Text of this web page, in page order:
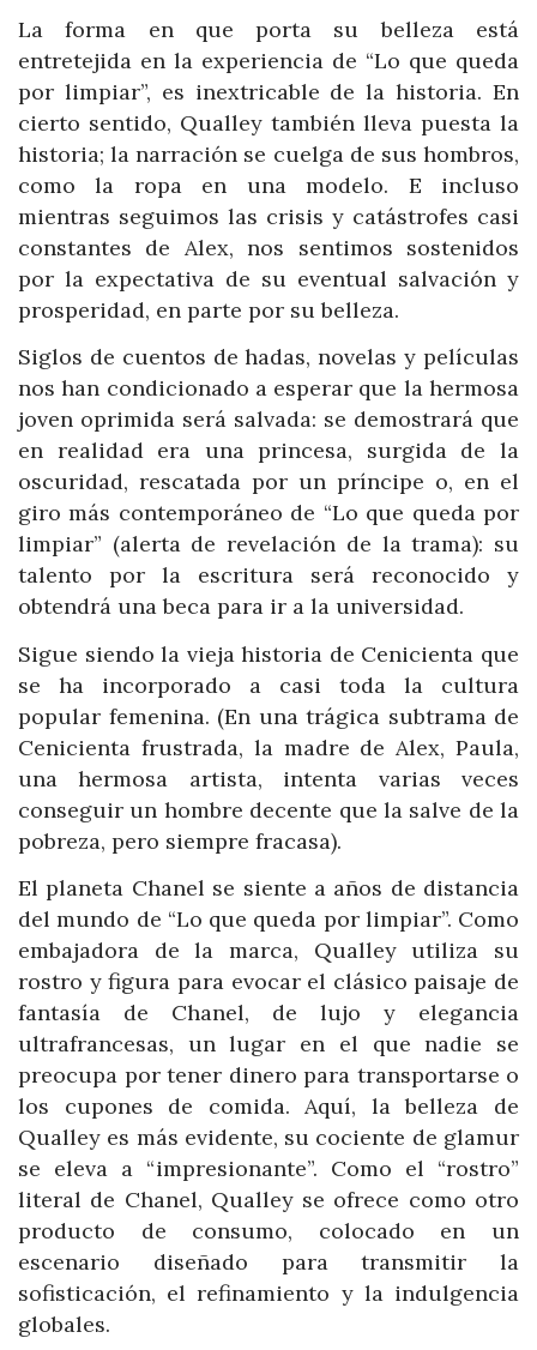
La forma en que porta su belleza está
entretejida en la experiencia de “Lo que queda
por limpiar”, es inextricable de la historia. En
cierto sentido, Qualley también lleva puesta la
historia; la narración se cuelga de sus hombros,
como la ropa en una modelo. E incluso
mientras seguimos las crisis y catástrofes casi
constantes de Alex, nos sentimos sostenidos
por la expectativa de su eventual salvación y
prosperidad, en parte por su belleza.
Siglos de cuentos de hadas, novelas y películas
nos han condicionado a esperar que la hermosa
joven oprimida será salvada: se demostrará que
en realidad era una princesa, surgida de la
oscuridad, rescatada por un príncipe o, en el
giro más contemporáneo de “Lo que queda por
limpiar” (alerta de revelación de la trama): su
talento por la escritura será reconocido y
obtendrá una beca para ir a la universidad.
Sigue siendo la vieja historia de Cenicienta que
se ha incorporado a casi toda la cultura
popular femenina. (En una trágica subtrama de
Cenicienta frustrada, la madre de Alex, Paula,
una hermosa artista, intenta varias veces
conseguir un hombre decente que la salve de la
pobreza, pero siempre fracasa).
El planeta Chanel se siente a años de distancia
del mundo de “Lo que queda por limpiar”. Como
embajadora de la marca, Qualley utiliza su
rostro y figura para evocar el clásico paisaje de
fantasía de Chanel, de lujo y elegancia
ultrafrancesas, un lugar en el que nadie se
preocupa por tener dinero para transportarse o
los cupones de comida. Aquí, la belleza de
Qualley es más evidente, su cociente de glamur
se eleva a “impresionante”. Como el “rostro”
literal de Chanel, Qualley se ofrece como otro
producto de consumo, colocado en un
escenario diseñado para transmitir la
sofisticación, el refinamiento y la indulgencia
globales.